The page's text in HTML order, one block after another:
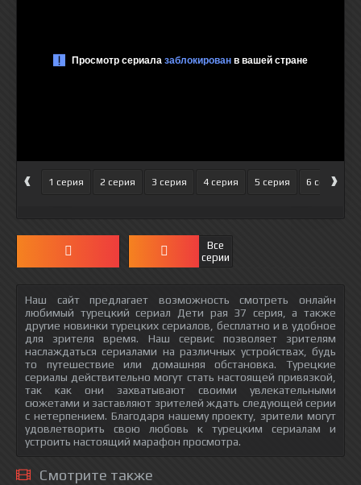
‹ 1 серия 2 серия 3 серия 4 серия 5 серия 6 серия
›
Все
серии
Наш сайт предлагает возможность смотреть онлайн
любимый турецкий сериал Дети рая 37 серия, а также
другие новинки турецких сериалов, бесплатно и в удобное
для зрителя время. Наш сервис позволяет зрителям
наслаждаться сериалами на различных устройствах, будь
то путешествие или домашняя обстановка. Турецкие
сериалы действительно могут стать настоящей привязкой,
так как они захватывают своими увлекательными
сюжетами и заставляют зрителей ждать следующей серии
с нетерпением. Благодаря нашему проекту, зрители могут
удовлетворить свою любовь к турецким сериалам и
устроить настоящий марафон просмотра.
Смотрите также